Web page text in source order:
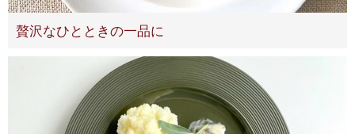
贅沢なひとときの一品に